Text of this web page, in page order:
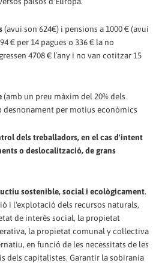
(avui son 624€) i pensions a 1000 € (avui
€ per 14 pagues o 336 € la no
4708 € l´any i no van cotitzar 15
(amb un preu màxim del 20% dels
desnonament per motius econòmics
dels treballadors, en el cas d'intent
o deslocalització, de grans
sostenible, social i ecològicament.
i l'explotació dels recursos naturals,
de interès social, la propietat
la propietat comunal y col·lectiva
en funció de les necessitats de les
dels capitalistes. Garantir la sobirania